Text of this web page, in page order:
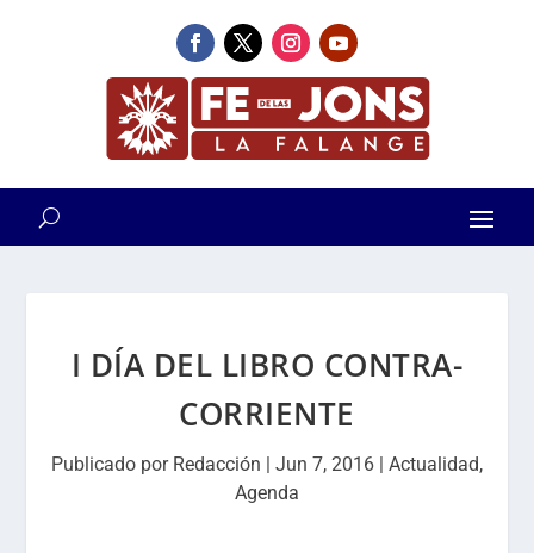
I DÍA DEL LIBRO CONTRA-
CORRIENTE
Publicado por Redacción | Jun 7, 2016 | Actualidad,
Agenda